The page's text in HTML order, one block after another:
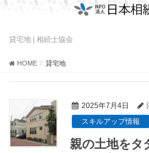
貸宅地 | 相続士協会
HOME 貸宅地
2025年7月4日
スキルアップ情報
親の土地をタ